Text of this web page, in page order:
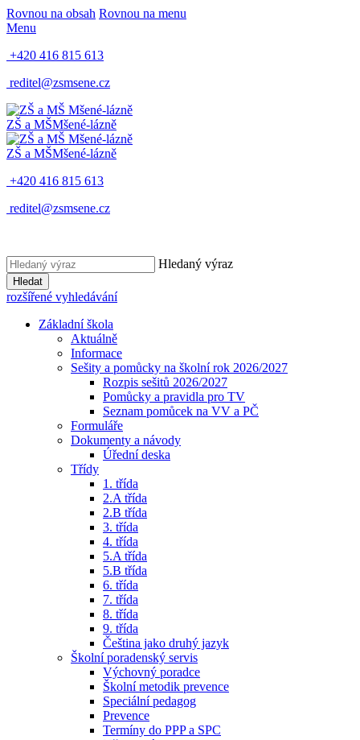
Rovnou na obsah Rovnou na menu
Menu
+420 416 815 613
reditel@zsmsene.cz
ZŠ a MŠMšené-lázně
ZŠ a MŠMšené-lázně
+420 416 815 613
reditel@zsmsene.cz
Hledaný výraz
Hledat
rozšířené vyhledávání
Základní škola
Aktuálně
Informace
Sešity a pomůcky na školní rok 2026/2027
Rozpis sešitů 2026/2027
Pomůcky a pravidla pro TV
Seznam pomůcek na VV a PČ
Formuláře
Dokumenty a návody
Úřední deska
Třídy
1. třída
2.A třída
2.B třída
3. třída
4. třída
5.A třída
5.B třída
6. třída
7. třída
8. třída
9. třída
Čeština jako druhý jazyk
Školní poradenský servis
Výchovný poradce
Školní metodik prevence
Speciální pedagog
Prevence
Termíny do PPP a SPC